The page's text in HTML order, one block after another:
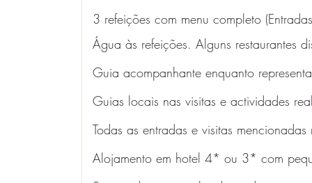
3 refeições com menu completo
Água às refeições. Alguns restaurantes
Guia acompanhante enquanto
Guias locais nas visitas e actividades
Todas as entradas e visitas
Alojamento em hotel 4* ou 3* com